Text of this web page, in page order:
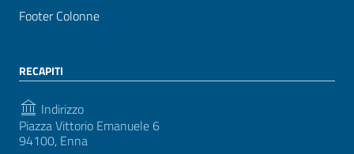
Footer Colonne
RECAPITI
Indirizzo
Piazza Vittorio Emanuele 6
94100, Enna